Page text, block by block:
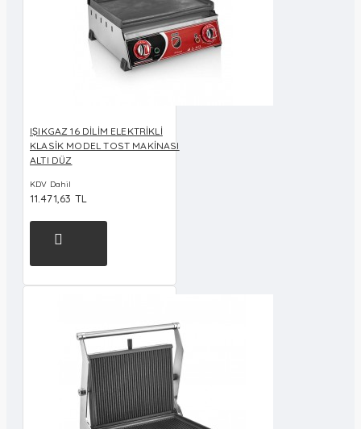
IŞIKGAZ 16 DİLİM ELEKTRİKLİ
KLASİK MODEL TOST MAKİNASI
ALTI DÜZ
KDV Dahil
11.471,63 TL